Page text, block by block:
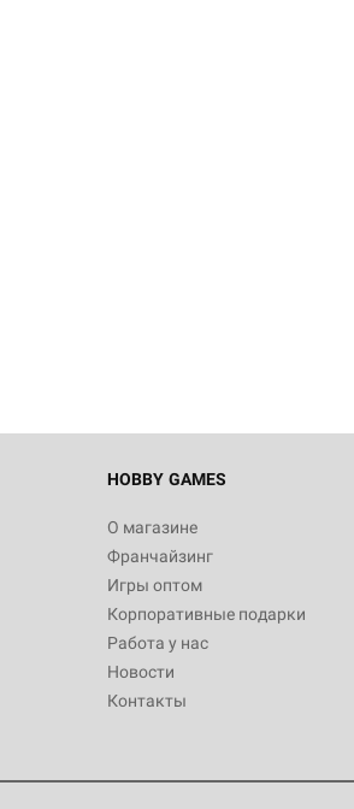
HOBBY GAMES
О магазине
Франчайзинг
Игры оптом
Корпоративные подарки
Работа у нас
Новости
Контакты